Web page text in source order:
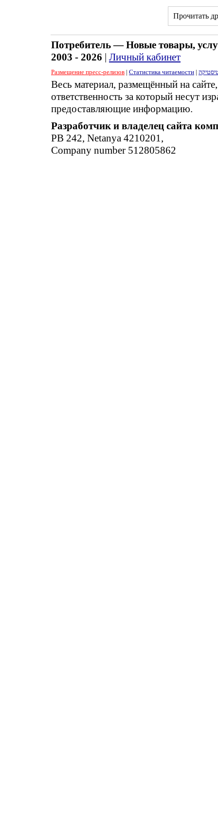
Прочитать
Потребитель — Новые товары,
2003 - 2026 | Личный кабинет
Размещение пресс-релизов | Статистика читаемости |
Весь материал, размещённый на
ответственность за который несут
предоставляющие информацию.
Разработчик и владелец сайта
PB 242, Netanya 4210201,
Company number 512805862